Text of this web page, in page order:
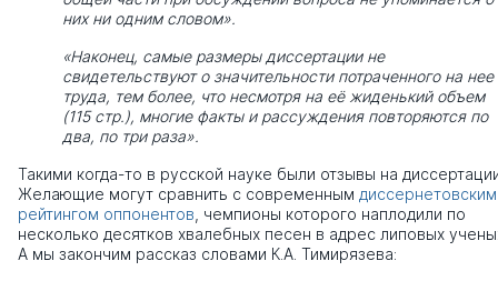
них ни одним словом».
«Наконец, самые размеры диссертации не
свидетельствуют о значительности потраченного на нее
труда, тем более, что несмотря на её жиденький объем
(115 стр.), многие факты и рассуждения повторяются по
два, по три раза».
Такими когда-то в русской науке были отзывы на
Желающие могут сравнить с современным диссернетовским
рейтингом оппонентов , чемпионы которого наплодили по
несколько десятков хвалебных песен в адрес липовых
А мы закончим рассказ словами К.А. Тимирязева: